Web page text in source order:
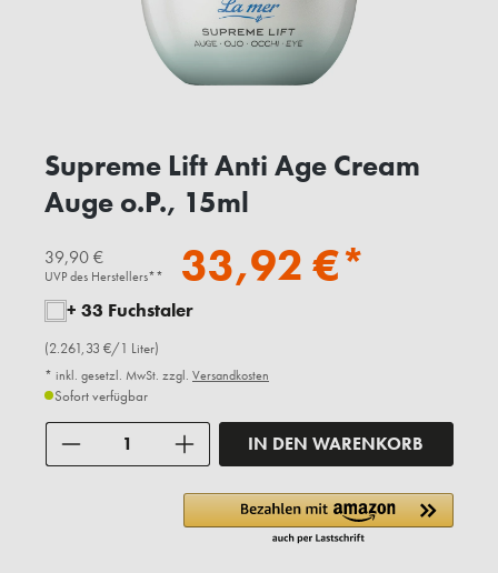
Supreme Lift Anti Age Cream
Auge o.P., 15ml
39,90 €
UVP des Herstellers** 33,92 €*
+ 33 Fuchstaler
(2.261,33 €/1 Liter)
* inkl. gesetzl. MwSt. zzgl. Versandkosten
Sofort verfügbar
IN DEN WARENKORB